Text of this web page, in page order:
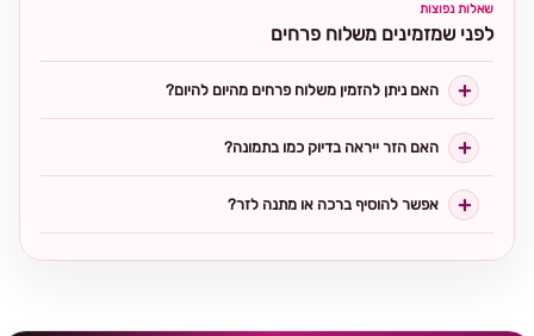
שאלות נפוצות
לפני שמזמינים משלוח פרחים
האם ניתן להזמין משלוח פרחים מהיום להיום?
האם הזר ייראה בדיוק כמו בתמונה?
אפשר להוסיף ברכה או מתנה לזר?